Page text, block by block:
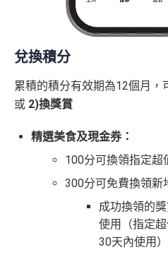
兌換積分
累積的積分有效期為12個月，
或 2)換獎賞
精選美食及現金券：
100分可換領指定超
300分可免費換領新
成功換領的
使用（指定
30天內使用）